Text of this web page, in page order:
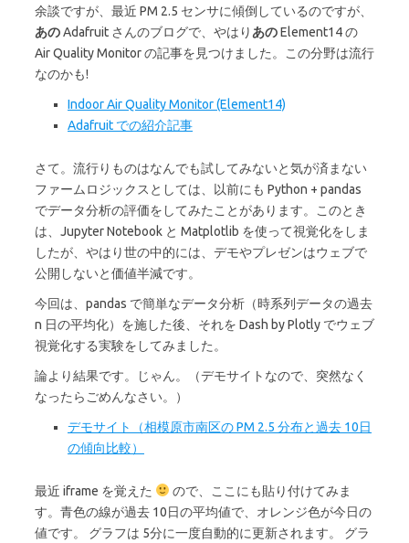
余談ですが、最近 PM 2.5 センサに傾倒しているのですが、
あのAdafruit さんのブログで、やはり あのElement14 の
Air Quality Monitor の記事を見つけました。この分野は流行
なのかも!
Indoor Air Quality Monitor (Element14)
Adafruit での紹介記事
さて。流行りものはなんでも試してみないと気が済まない
ファームロジックスとしては、以前にも Python + pandas
でデータ分析の評価をしてみたことがあります。このとき
は、Jupyter Notebook と Matplotlib を使って視覚化をしま
したが、やはり世の中的には、デモやプレゼンはウェブで
公開しないと価値半減です。
今回は、pandas で簡単なデータ分析（時系列データの過去
n 日の平均化）を施した後、それを Dash by Plotly でウェブ
視覚化する実験をしてみました。
論より結果です。じゃん。（デモサイトなので、突然なく
なったらごめんなさい。）
デモサイト（相模原市南区の PM 2.5 分布と過去 10日
の傾向比較）
最近 iframe を覚えた
ので、ここにも貼り付けてみま
す。青色の線が過去 10日の平均値で、オレンジ色が今日の
値です。 グラフは 5分に一度自動的に更新されます。 グラ